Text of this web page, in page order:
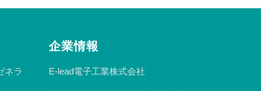
ネラ
企業情報
E-lead電子工業株式会社